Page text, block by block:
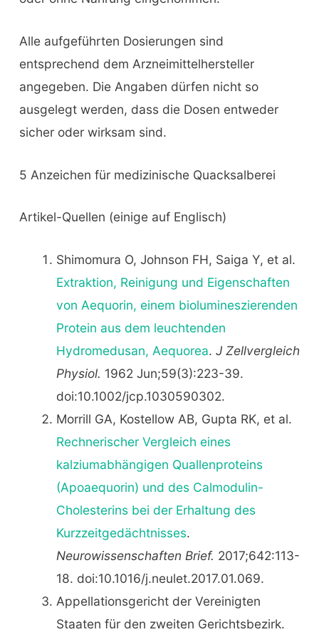
Alle aufgeführten Dosierungen sind
entsprechend dem Arzneimittelhersteller
angegeben. Die Angaben dürfen nicht so
ausgelegt werden, dass die Dosen entweder
sicher oder wirksam sind.
5 Anzeichen für medizinische Quacksalberei
Artikel-Quellen (einige auf Englisch)
Shimomura O, Johnson FH, Saiga Y, et al.
Extraktion, Reinigung und Eigenschaften
von Aequorin, einem biolumineszierenden
Protein aus dem leuchtenden
Hydromedusan, Aequorea. J Zellvergleich
Physiol. 1962 Jun;59(3):223-39.
doi:10.1002/jcp.1030590302.
Morrill GA, Kostellow AB, Gupta RK, et al.
Rechnerischer Vergleich eines
kalziumabhängigen Quallenproteins
(Apoaequorin) und des Calmodulin-
Cholesterins bei der Erhaltung des
Kurzzeitgedächtnisses.
Neurowissenschaften Brief. 2017;642:113-
18. doi:10.1016/j.neulet.2017.01.069.
Appellationsgericht der Vereinigten
Staaten für den zweiten Gerichtsbezirk.